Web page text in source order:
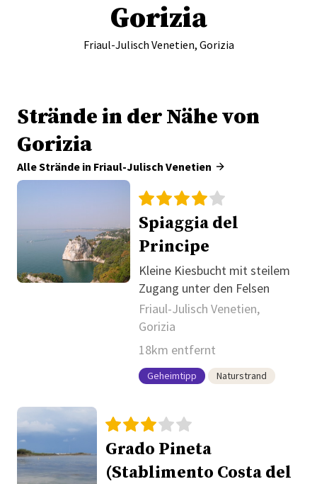
Gorizia
Friaul-Julisch Venetien, Gorizia
Strände in der Nähe von
Gorizia
Alle Strände in Friaul-Julisch Venetien
Spiaggia del
Principe
Kleine Kiesbucht mit steilem
Zugang unter den Felsen
Friaul-Julisch Venetien,
Gorizia
18km entfernt
Geheimtipp Naturstrand
Grado Pineta
(Stablimento Costa del